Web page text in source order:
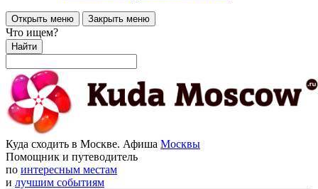
Открыть меню Закрыть меню
Что ищем?
Найти
Куда сходить в Москве. Афиша Москвы
Помощник и путеводитель
по интересным местам
и лучшим событиям